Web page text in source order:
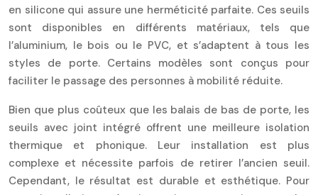
en silicone qui assure une herméticité parfaite. Ces seuils
sont disponibles en différents matériaux, tels que
l’aluminium, le bois ou le PVC, et s’adaptent à tous les
styles de porte. Certains modèles sont conçus pour
faciliter le passage des personnes à mobilité réduite.
Bien que plus coûteux que les balais de bas de porte, les
seuils avec joint intégré offrent une meilleure isolation
thermique et phonique. Leur installation est plus
complexe et nécessite parfois de retirer l’ancien seuil.
Cependant, le résultat est durable et esthétique. Pour